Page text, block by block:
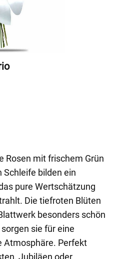
Rosen mit frischem Grün
Schleife bilden ein
pure Wertschätzung
Die tiefroten Blüten
besonders schön
sie für eine
Atmosphäre. Perfekt
Jubiläen oder